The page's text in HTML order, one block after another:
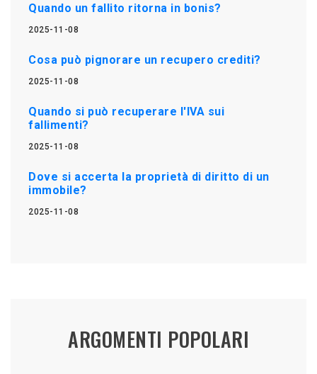
Quando un fallito ritorna in bonis?
2025-11-08
Cosa può pignorare un recupero crediti?
2025-11-08
Quando si può recuperare l'IVA sui
fallimenti?
2025-11-08
Dove si accerta la proprietà di diritto di un
immobile?
2025-11-08
ARGOMENTI POPOLARI